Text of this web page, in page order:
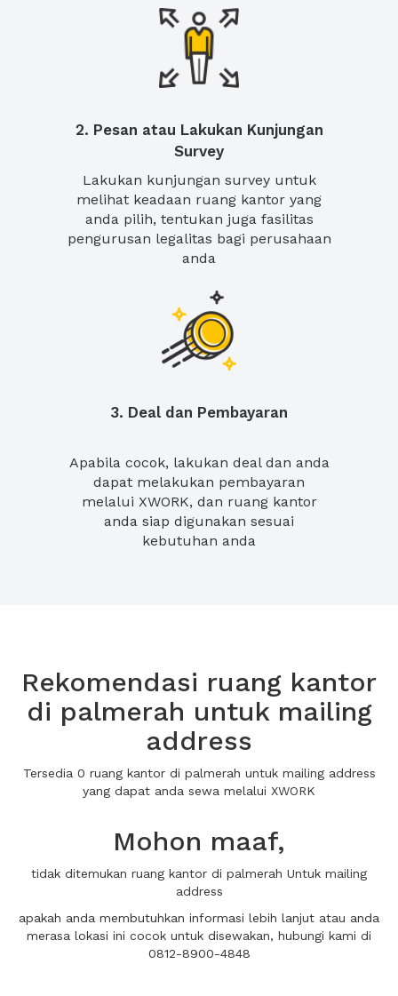
2. Pesan atau Lakukan Kunjungan
Survey
Lakukan kunjungan survey untuk
melihat keadaan ruang kantor yang
anda pilih, tentukan juga fasilitas
pengurusan legalitas bagi perusahaan
anda
3. Deal dan Pembayaran
Apabila cocok, lakukan deal dan anda
dapat melakukan pembayaran
melalui XWORK, dan ruang kantor
anda siap digunakan sesuai
kebutuhan anda
Rekomendasi ruang kantor
di palmerah untuk mailing
address
Tersedia 0 ruang kantor di palmerah untuk mailing address
yang dapat anda sewa melalui XWORK
Mohon maaf,
tidak ditemukan ruang kantor di palmerah Untuk mailing
address
apakah anda membutuhkan informasi lebih lanjut atau anda
merasa lokasi ini cocok untuk disewakan, hubungi kami di
0812-8900-4848